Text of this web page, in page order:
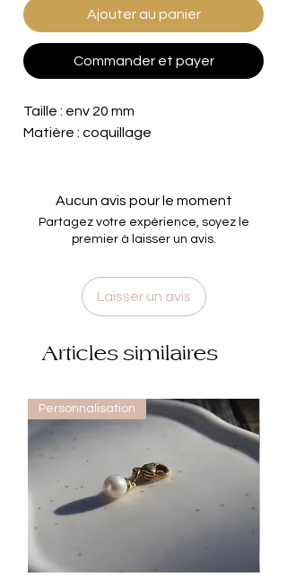
Ajouter au panier
Commander et payer
Taille : env 20 mm
Matière : coquillage
Aucun avis pour le moment
Partagez votre expérience, soyez le
premier à laisser un avis.
Laisser un avis
Articles similaires
Personnalisation